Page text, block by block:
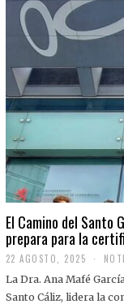
El Camino del Santo
prepara para la
22 AGOSTO, 2025
2
A
G
La Dra. Ana Mafé
Santo Cáliz, lidera la